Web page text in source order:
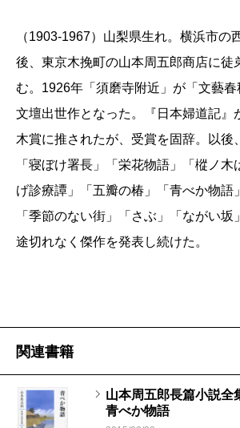
（1903-1967）山梨県生れ。横浜市の
後、東京木挽町の山本周五郎商店に徒
む。1926年「須磨寺附近」が「文藝春
文壇出世作となった。『日本婦道記』
木賞に推されたが、受賞を固辞。以後
「寝ぼけ署長」「栄花物語」「樅ノ木
げ診療譚」「五瓣の椿」「青べか物語
「季節のない街」「さぶ」「ながい
途切れなく傑作を発表し続けた。
関連書籍
山本周五郎長篇小説
青べか物語